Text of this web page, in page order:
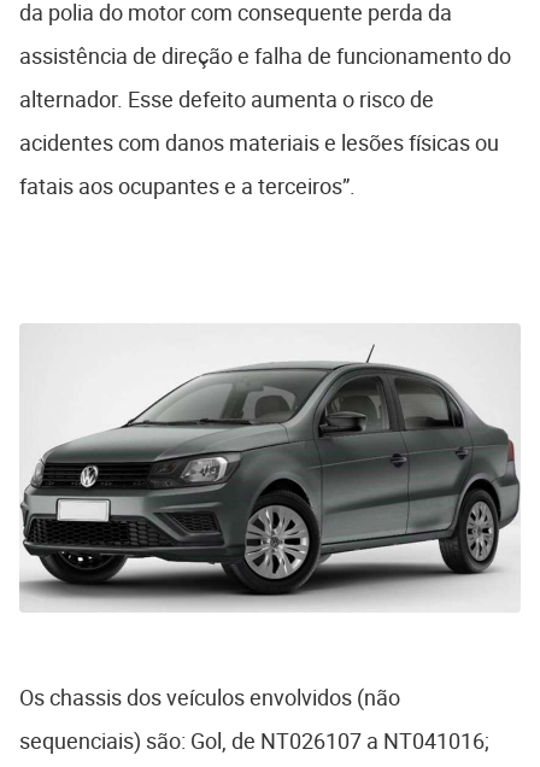
da polia do motor com consequente perda da
assistência de direção e falha de funcionamento do
alternador. Esse defeito aumenta o risco de
acidentes com danos materiais e lesões físicas ou
fatais aos ocupantes e a terceiros”.
Os chassis dos veículos envolvidos (não
sequenciais) são: Gol, de NT026107 a NT041016;